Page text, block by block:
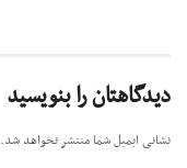
دیدگاهتان را بنویسید
نشانی ایمیل شما منتشر نخواهد شد.